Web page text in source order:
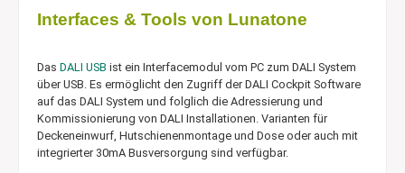
Interfaces & Tools von Lunatone
Das DALI USB ist ein Interfacemodul vom PC zum DALI System
über USB. Es ermöglicht den Zugriff der DALI Cockpit Software
auf das DALI System und folglich die Adressierung und
Kommissionierung von DALI Installationen. Varianten für
Deckeneinwurf, Hutschienenmontage und Dose oder auch mit
integrierter 30mA Busversorgung sind verfügbar.